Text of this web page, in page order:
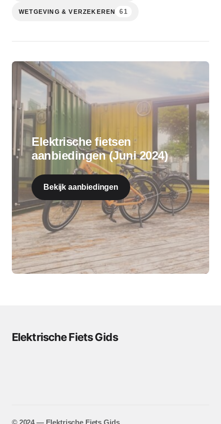
WETGEVING & VERZEKEREN 61
Elektrische fietsen
aanbiedingen (Juni 2024)
Bekijk aanbiedingen
Elektrische Fiets Gids
©️ 2024 — Elektrische Fiets Gids